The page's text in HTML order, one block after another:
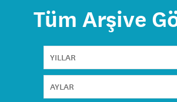
Tüm Arşive